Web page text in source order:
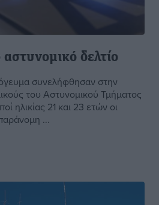
αστυνομικό δελτίο
συνελήφθησαν στην
του Αστυνομικού Τμήματος
ηλικίας 21 και 23 ετών οι
...